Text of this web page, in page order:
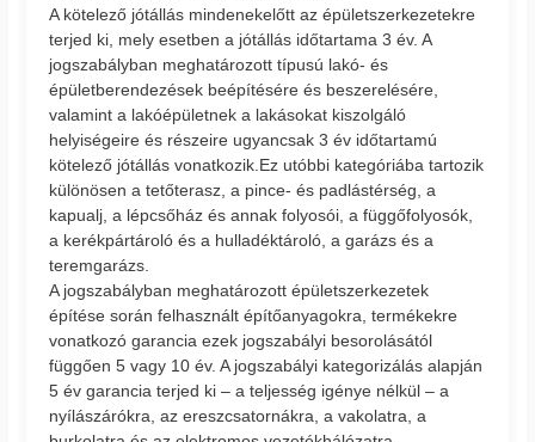
A kötelező jótállás mindenekelőtt az épületszerkezetekre
terjed ki, mely esetben a jótállás időtartama 3 év. A
jogszabályban meghatározott típusú lakó- és
épületberendezések beépítésére és beszerelésére,
valamint a lakóépületnek a lakásokat kiszolgáló
helyiségeire és részeire ugyancsak 3 év időtartamú
kötelező jótállás vonatkozik.Ez utóbbi kategóriába tartozik
különösen a tetőterasz, a pince- és padlástérség, a
kapualj, a lépcsőház és annak folyosói, a függőfolyosók,
a kerékpártároló és a hulladéktároló, a garázs és a
teremgarázs.
A jogszabályban meghatározott épületszerkezetek
építése során felhasznált építőanyagokra, termékekre
vonatkozó garancia ezek jogszabályi besorolásától
függően 5 vagy 10 év. A jogszabályi kategorizálás alapján
5 év garancia terjed ki – a teljesség igénye nélkül – a
nyílászárókra, az ereszcsatornákra, a vakolatra, a